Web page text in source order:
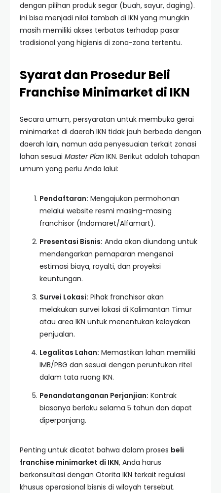
dengan pilihan produk segar (buah, sayur, daging).
Ini bisa menjadi nilai tambah di IKN yang mungkin
masih memiliki akses terbatas terhadap pasar
tradisional yang higienis di zona-zona tertentu.
Syarat dan Prosedur Beli
Franchise Minimarket di IKN
Secara umum, persyaratan untuk membuka gerai
minimarket di daerah IKN tidak jauh berbeda dengan
daerah lain, namun ada penyesuaian terkait zonasi
lahan sesuai Master Plan IKN. Berikut adalah tahapan
umum yang perlu Anda lalui:
Pendaftaran: Mengajukan permohonan
melalui website resmi masing-masing
franchisor (Indomaret/Alfamart).
Presentasi Bisnis: Anda akan diundang untuk
mendengarkan pemaparan mengenai
estimasi biaya, royalti, dan proyeksi
keuntungan.
Survei Lokasi: Pihak franchisor akan
melakukan survei lokasi di Kalimantan Timur
atau area IKN untuk menentukan kelayakan
penjualan.
Legalitas Lahan: Memastikan lahan memiliki
IMB/PBG dan sesuai dengan peruntukan ritel
dalam tata ruang IKN.
Penandatanganan Perjanjian: Kontrak
biasanya berlaku selama 5 tahun dan dapat
diperpanjang.
Penting untuk dicatat bahwa dalam proses beli
franchise minimarket di IKN, Anda harus
berkonsultasi dengan Otorita IKN terkait regulasi
khusus operasional bisnis di wilayah tersebut.